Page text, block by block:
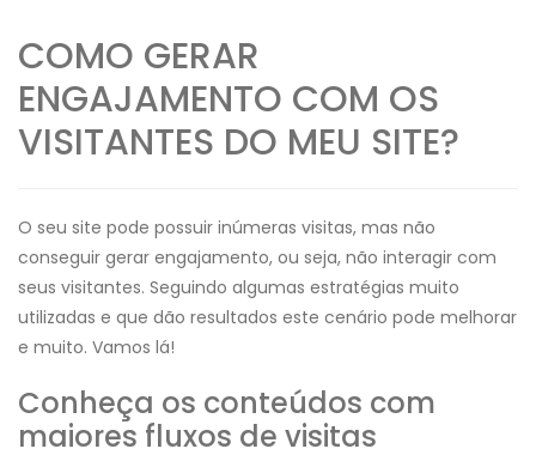
COMO GERAR
ENGAJAMENTO COM OS
VISITANTES DO MEU SITE?
O seu site pode possuir inúmeras visitas, mas não
conseguir gerar engajamento, ou seja, não interagir com
seus visitantes. Seguindo algumas estratégias muito
utilizadas e que dão resultados este cenário pode melhorar
e muito. Vamos lá!
Conheça os conteúdos com
maiores fluxos de visitas